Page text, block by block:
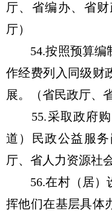
厅、省编办、省
厅）
54.按照预算编
作经费列入同级财
展。（省民政厅、
55.采取政府购
道）民政公益服
厅、省人力资源社
56.在村（居）
挥他们在基层具体